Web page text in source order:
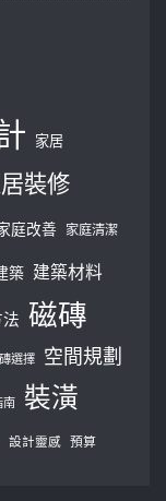
家居
裝修
庭改善 家庭清潔
築 建築材料
磁磚
選擇 空間規劃
南 裝潢
設計靈感 預算